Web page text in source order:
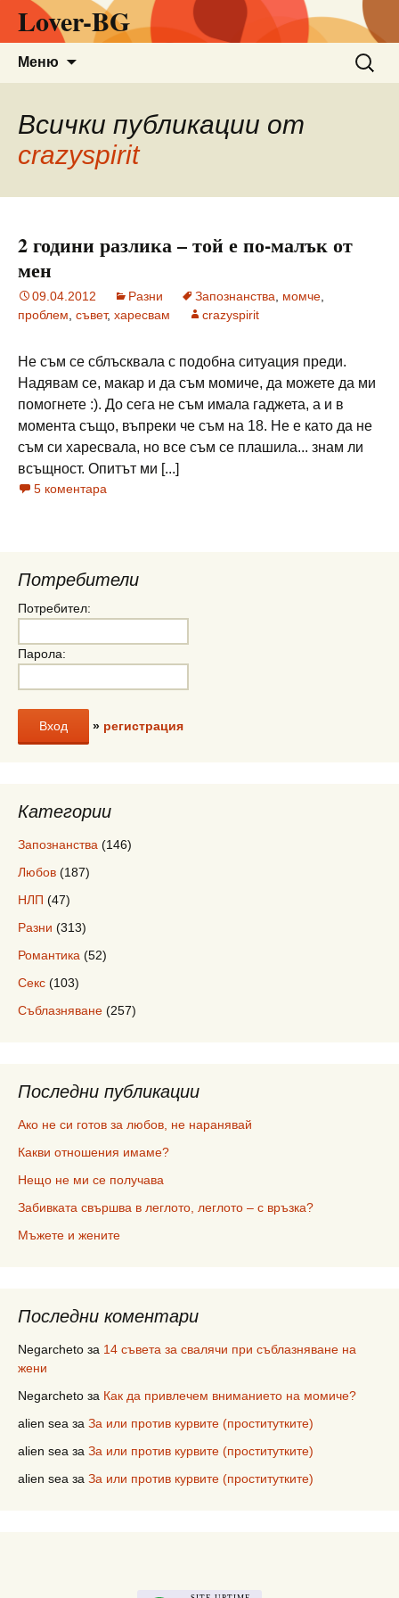
Lover-BG
Меню
за:
Всички публикации от
crazyspirit
2 години разлика – той е по-малък от
мен
09.04.2012 Разни Запознанства момче
проблем съвет, харесвам crazyspirit
Не съм се сблъсквала с подобна ситуация преди.
Надявам се, макар и да съм момиче, да можете да ми
помогнете :). До сега не съм имала гаджета, а и в
момента също, въпреки че съм на 18. Не е като да не
съм си харесвала, но все съм се плашила... знам ли
всъщност. Опитът ми [...]
5 коментара
Потребители
Потребител:
Парола:
» регистрация
Категории
Запознанства (146)
Любов (187)
НЛП (47)
Разни (313)
Романтика (52)
Секс (103)
Съблазняване (257)
Последни публикации
Ако не си готов за любов, не наранявай
Какви отношения имаме?
Нещо не ми се получава
Забивката свършва в леглото, леглото – с връзка?
Мъжете и жените
Последни коментари
Negarcheto за 14 съвета за свалячи при съблазняване на
жени
Negarcheto за Как да привлечем вниманието на момиче?
alien sea за За или против курвите (проститутките)
alien sea за За или против курвите (проститутките)
alien sea за За или против курвите (проститутките)